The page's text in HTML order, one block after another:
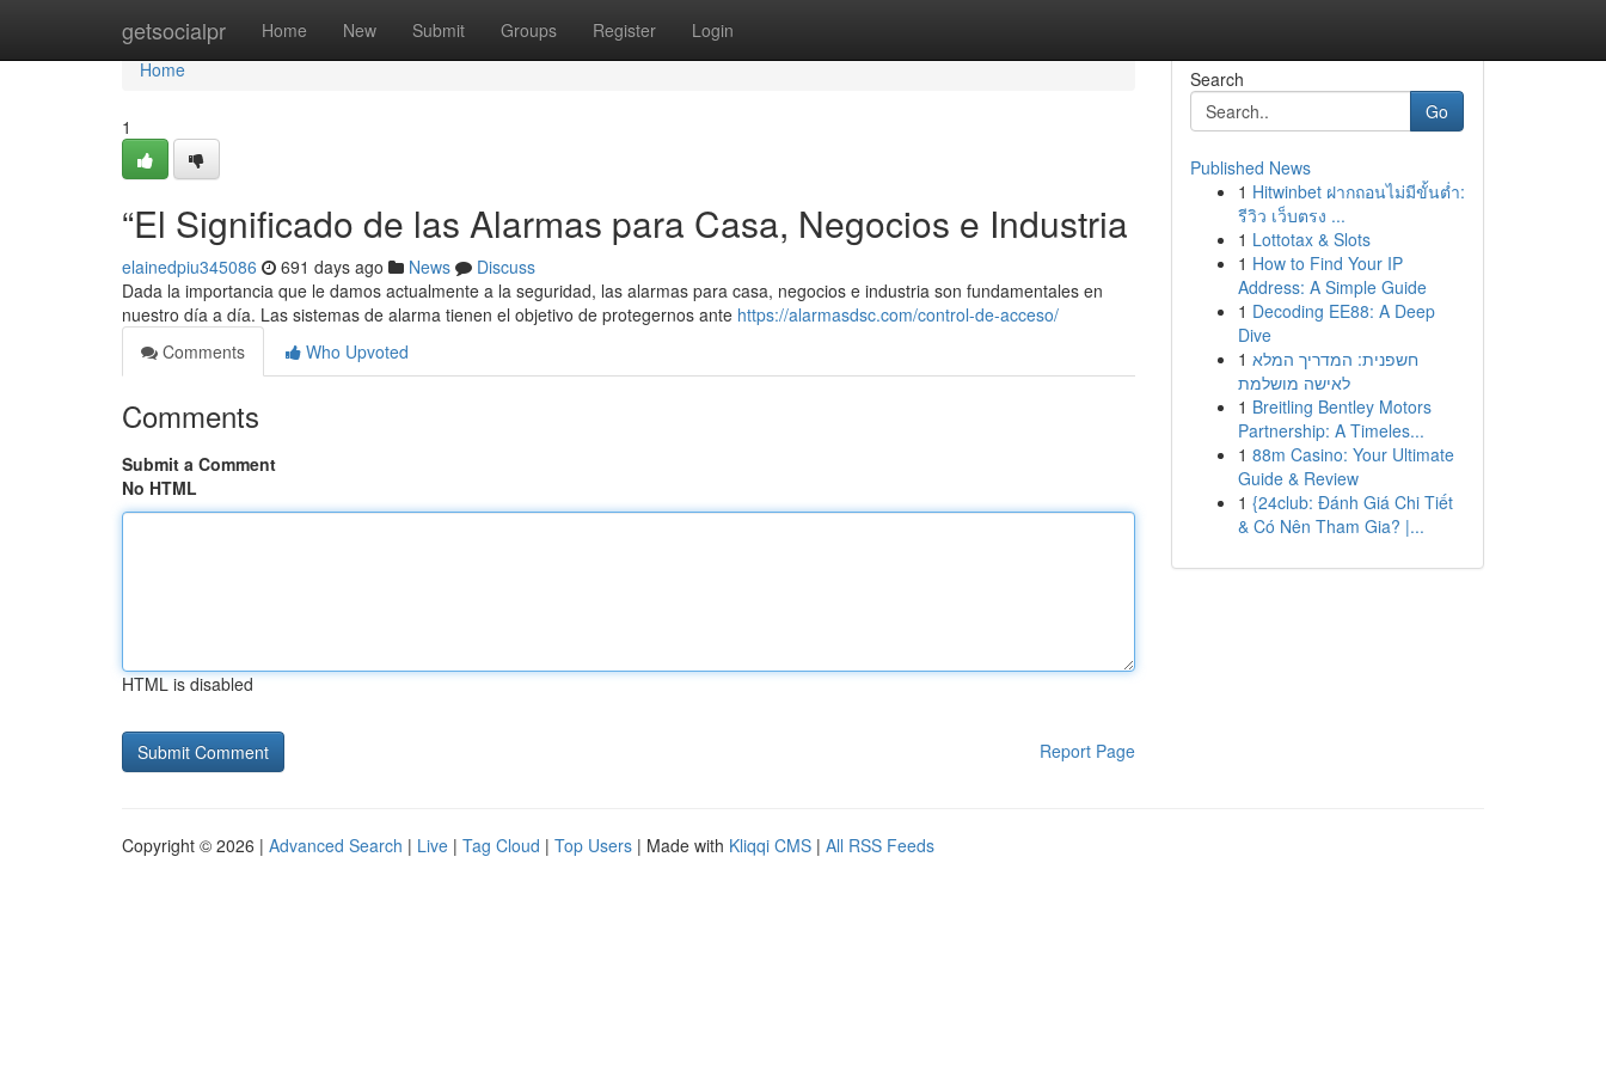
getsocialpr Home New Submit Groups Register Login
Home
Home
1
“El Significado de las Alarmas para Casa, Negocios e Industria
elainedpiu345086 691 days ago News
Discuss
Dada la importancia que le damos actualmente a la seguridad, las alarmas para casa, negocios e industria son fundamentales en
nuestro día a día. Las sistemas de alarma tienen el objetivo de protegernos ante https://alarmasdsc.com/control-de-acceso/
Comments
Who Upvoted
Comments
Submit a Comment
No HTML
HTML is disabled
Report Page
Search
Go
Published News
1 Hitwinbet ฝากถอนไม่มีขั้นต่ำ:
รีวิว เว็บตรง ...
1 Lottotax & Slots
1 How to Find Your IP
Address: A Simple Guide
1 Decoding EE88: A Deep
Dive
1 חשפנית: המדריך המלא
לאישה מושלמת
1 Breitling Bentley Motors
Partnership: A Timeles...
1 88m Casino: Your Ultimate
Guide & Review
1 {24club: Đánh Giá Chi Tiết
& Có Nên Tham Gia? |...
Copyright © 2026 | Advanced Search | Live | Tag Cloud | Top Users | Made with Kliqqi CMS | All RSS Feeds